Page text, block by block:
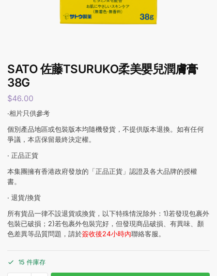
SATO 佐藤TSURUKO柔美嬰兒潤膚膏
38G
$46.00
‧相片只供參考
個別產品地區或包裝版本均隨機發貨，不提供版本退換。如有任何
爭議，本店保留最終決定權。
‧ 正品正貨
本集團擁有香港政府發放的「正品正貨」認證及各大品牌的授權
書。
‧ 退貨/換貨
所有貨品一律不設退貨或換貨，以下特殊情況除外：1)若發現包裹外
包裝已破損；2)若包裹外包裝完好，但發現商品破損、有異味、顏
色差異等品質問題，請於簽收後24小時內聯絡客服。
15 件庫存